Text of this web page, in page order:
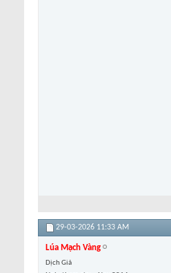
29-03-2026 11:33 AM
Lúa Mạch Vàng
Dịch Giả